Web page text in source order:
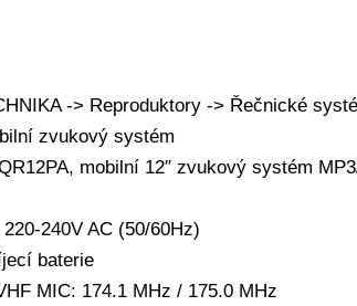
-> Reproduktory -> Řečnické
zvukový systém
mobilní 12″ zvukový systém
240V AC (50/60Hz)
baterie
MIC: 174.1 MHz / 175.0 MHz